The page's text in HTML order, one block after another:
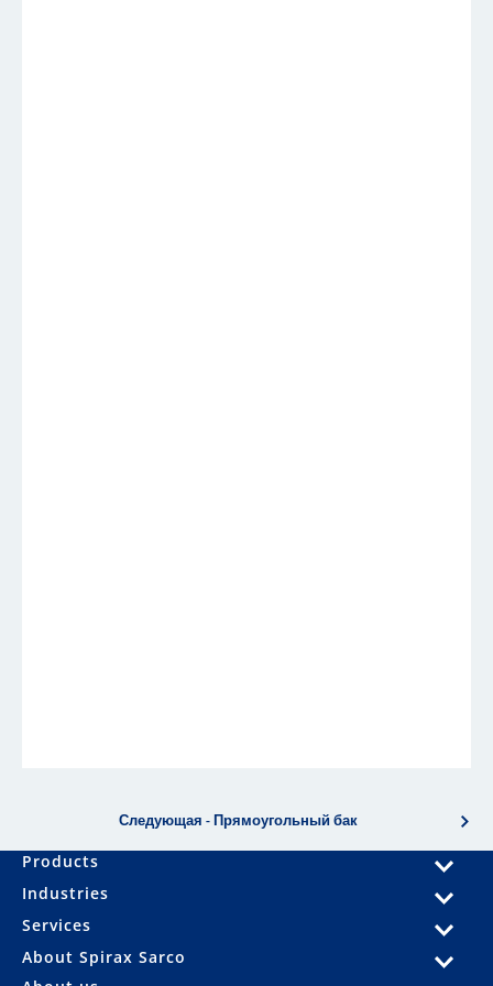
Следующая - Прямоугольный бак
Products
Industries
Services
About Spirax Sarco